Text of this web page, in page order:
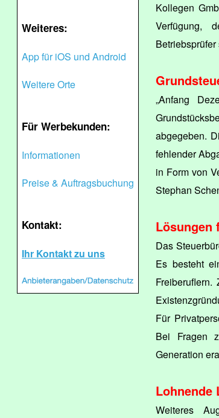
Weiteres:
App für iOS und Android
Weitere Orte
Für Werbekunden:
Informationen
Preise & Auftragsbuchung
Kontakt:
Ihr Kontakt zu uns
Kollegen
Verfügung,
Betriebsprüfer
„Anfang
abgegeben.
fehlender
in Form von
Stephan
Lösungen
Das
Es besteht
Für
Bei Fragen
Generation
Lohnende
Weiteres